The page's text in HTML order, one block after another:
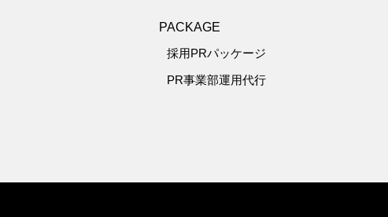
PACKAGE
採用PRパッケージ
PR事業部運用代行